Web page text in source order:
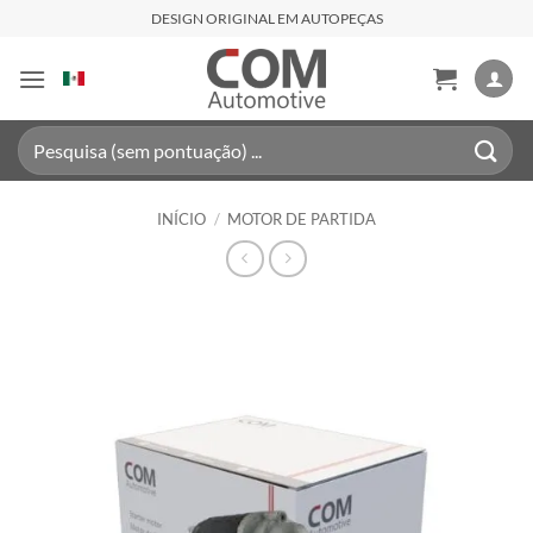
content
DESIGN ORIGINAL EM AUTOPEÇAS
Pesquisar
por:
INÍCIO / MOTOR DE PARTIDA